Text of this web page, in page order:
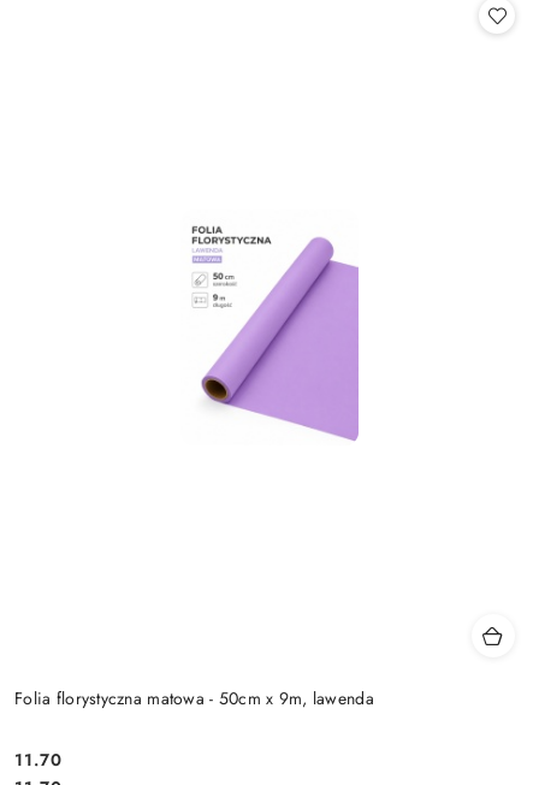
Folia florystyczna matowa - 50cm x 9m, lawenda
11.70